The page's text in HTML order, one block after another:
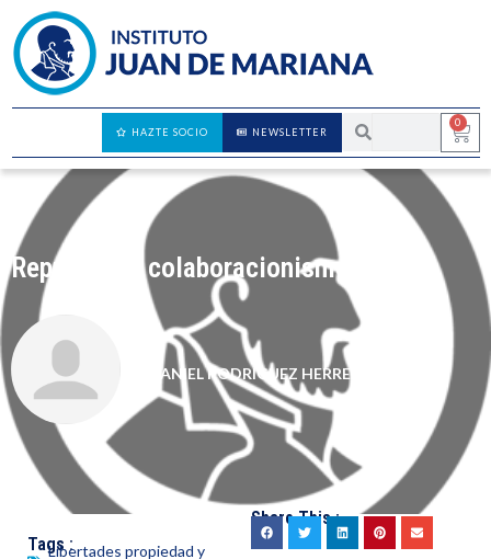
0
NEWSLETTER
HAZTE SOCIO
Represión y colaboracionismo
DANIEL RODRÍGUEZ HERRERA
Tags :
Libertades propiedad y
Share This :